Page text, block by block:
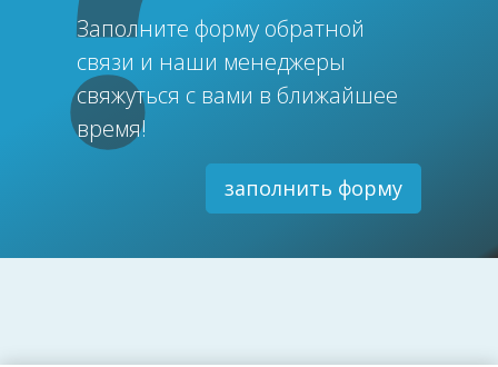
Заполните форму обратной
связи и наши менеджеры
свяжуться с вами в ближайшее
время!
заполнить форму